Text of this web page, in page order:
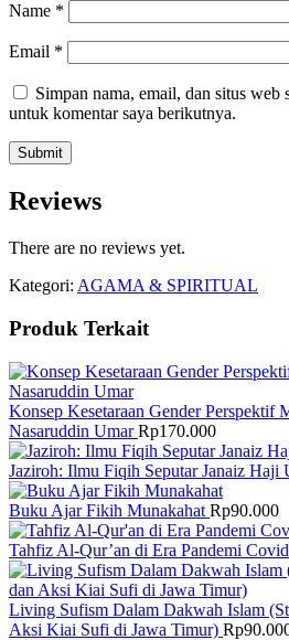
Name *
Email *
Simpan nama, email, dan situs web
untuk komentar saya berikutnya.
Reviews
There are no reviews yet.
Kategori: AGAMA & SPIRITUAL
Produk Terkait
Konsep Kesetaraan Gender Perspektif
Nasaruddin UmarRp170.000
Jaziroh: Ilmu Fiqih Seputar Janaiz Haji
Buku Ajar Fikih Munakahat Rp90.000
Tahfiz Al-Qur’an di Era Pandemi
Living Sufism Dalam Dakwah Islam
Aksi Kiai Sufi di Jawa Timur) Rp